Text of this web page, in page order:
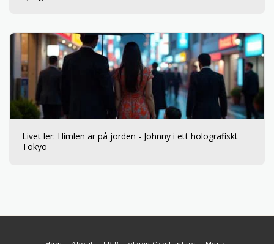
Livet ler: Himlen är på jorden - Johnny i ett holografiskt
Tokyo